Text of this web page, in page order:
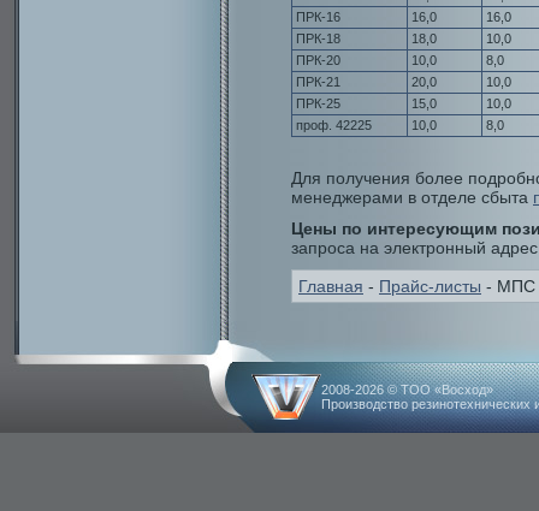
ПРК-16
16,0
16,0
ПРК-18
18,0
10,0
ПРК-20
10,0
8,0
ПРК-21
20,0
10,0
ПРК-25
15,0
10,0
проф. 42225
10,0 8,0
Для получения более
менеджерами в отделе сбыта
Цены по интересующим
запроса на электронный
Главная - Прайс-листы - МПС
2008-2026 © ТОО «Восход»
Производство резинотехнических